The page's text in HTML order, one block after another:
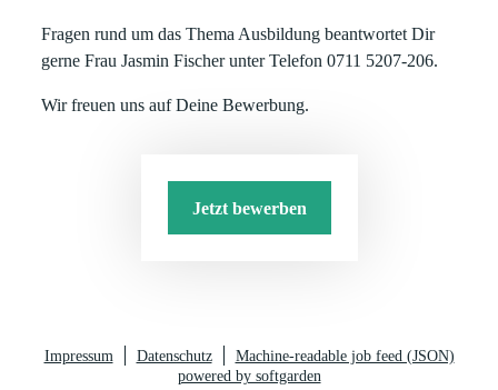
Fragen rund um das Thema Ausbildung beantwortet Dir
gerne Frau Jasmin Fischer unter Telefon 0711 5207-206.
Wir freuen uns auf Deine Bewerbung.
Jetzt bewerben
Impressum Datenschutz
Machine-readable job feed (JSON)
powered by softgarden